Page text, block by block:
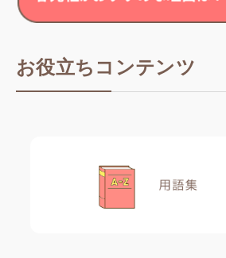
お役立ちコンテンツ